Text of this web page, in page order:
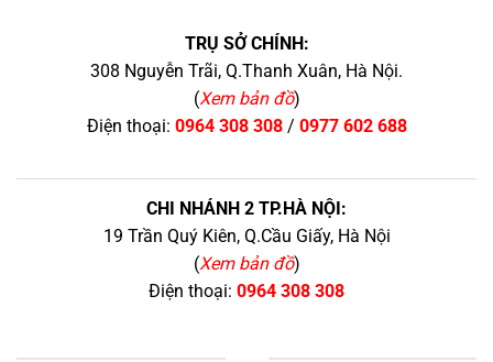
TRỤ SỞ CHÍNH:
308 Nguyễn Trãi, Q.Thanh Xuân, Hà Nội.
(Xem bản đồ)
Điện thoại: 0964 308 308/ 0977 602 688
CHI NHÁNH 2 TP.HÀ NỘI:
19 Trần Quý Kiên, Q.Cầu Giấy, Hà Nội
(Xem bản đồ)
Điện thoại: 0964 308 308